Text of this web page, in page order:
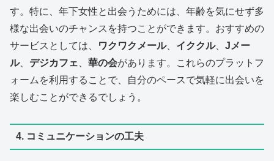
す。特に、年下女性と出会うためには、年齢を気にせず多
様な出会いのチャンスを持つことができます。おすすめの
サービスとしては、
ワクワクメール、 イククル、 Jメー
ル、 デジカフェ 華の会があります。これらのプラットフ
ォームを利用することで、自分のペースで気軽に出会いを
楽しむことができるでしょう。
4. コミュニケーションの工夫